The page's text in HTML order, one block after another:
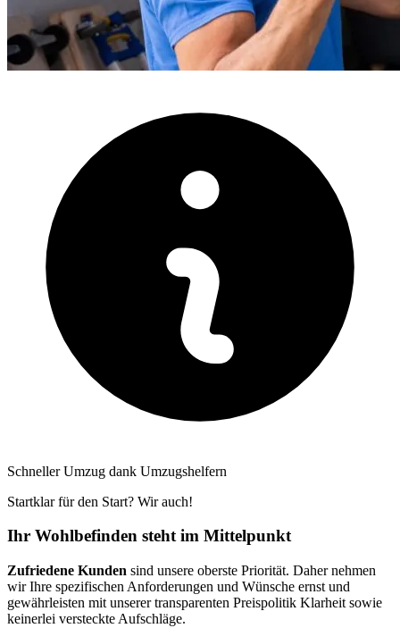
Schneller Umzug dank Umzugshelfern
Startklar für den Start? Wir auch!
Ihr Wohlbefinden steht im Mittelpunkt
Zufriedene Kunden sind unsere oberste Priorität. Daher nehmen
wir Ihre spezifischen Anforderungen und Wünsche ernst und
gewährleisten mit unserer transparenten Preispolitik Klarheit sowie
keinerlei versteckte Aufschläge.